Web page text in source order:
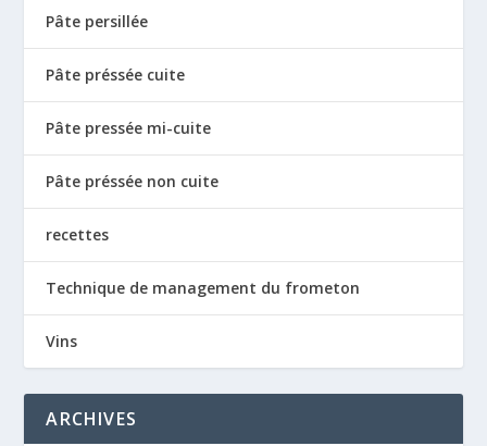
Pâte persillée
Pâte préssée cuite
Pâte pressée mi-cuite
Pâte préssée non cuite
recettes
Technique de management du frometon
Vins
ARCHIVES